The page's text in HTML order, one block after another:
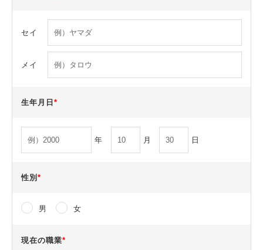
セイ
メイ
生年月日 *
年 月 日
性別 *
男 女
現在の職業*